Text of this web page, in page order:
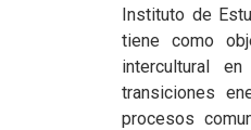
Instituto de
tiene como
intercultural
transiciones
procesos